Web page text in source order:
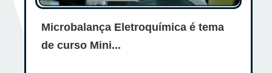
Microbalança Eletroquímica é tema
de curso Mini...